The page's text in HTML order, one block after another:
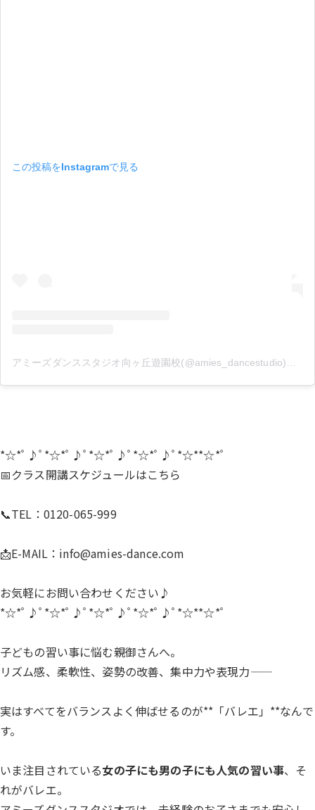
この投稿をInstagramで見る
アミーズダンススタジオ向ヶ丘遊園校(@amies_dancestudio)がシェアした投稿
*☆*ﾟ♪ﾟ*☆*ﾟ♪ﾟ*☆*ﾟ♪ﾟ*☆*ﾟ♪ﾟ*☆**☆*ﾟ
📅クラス開講スケジュールはこちら
📞TEL：0120-065-999
📩E-MAIL： info@amies-dance.com
お気軽にお問い合わせください♪
*☆*ﾟ♪ﾟ*☆*ﾟ♪ﾟ*☆*ﾟ♪ﾟ*☆*ﾟ♪ﾟ*☆**☆*ﾟ
子どもの習い事に悩む親御さんへ。
リズム感、柔軟性、姿勢の改善、集中力や表現力――
実はすべてをバランスよく伸ばせるのが**「バレエ」**なんで
す。
いま注目されている女の子にも男の子にも人気の習い事、そ
れがバレエ。